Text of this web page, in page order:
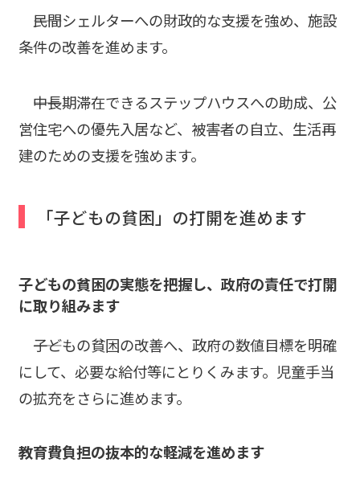
――民間シェルターへの財政的な支援を強め、施設
条件の改善を進めます。
――中長期滞在できるステップハウスへの助成、公
営住宅への優先入居など、被害者の自立、生活再
建のための支援を強めます。
「子どもの貧困」の打開を進めます
子どもの貧困の実態を把握し、政府の責任で打開
に取り組みます
――子どもの貧困の改善へ、政府の数値目標を明確
にして、必要な給付等にとりくみます。児童手当
の拡充をさらに進めます。
教育費負担の抜本的な軽減を進めます